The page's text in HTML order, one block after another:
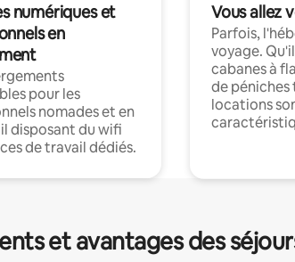
numériques et
en
pour les
nomades et en
disposant du wifi
de travail dédiés.
Vous allez
Parfois,
voyage.
cabanes à
de péniches
locations
et avantages des